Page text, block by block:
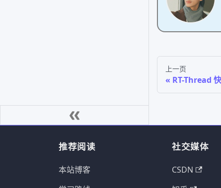
上一页
RT-Thread
推荐阅读
本站博客
社交媒体
CSDN